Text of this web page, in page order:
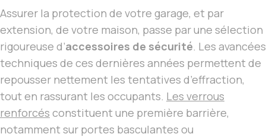
Assurer la protection de votre garage, et par
extension, de votre maison, passe par une sélection
rigoureuse d’accessoires de sécurité. Les avancées
techniques de ces dernières années permettent de
repousser nettement les tentatives d’effraction,
tout en rassurant les occupants. Les verrous
renforcés constituent une première barrière,
notamment sur portes basculantes ou